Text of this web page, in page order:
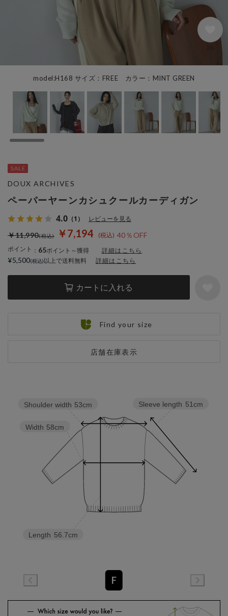
model:H168 サイズ：FREE カラー：MINT GREEN
ペーパーヤーンカシュクールカーディガン
4.0 （1） レビューを見る
￥7,194 40％OFF
￥11,990
ポイント ： 65ポイント～獲得 詳細はこちら
カートに入れる
店舗在庫表示
DOUX ARCHIVES
¥5,500 以上で送料無料 詳細はこちら
Find your size
Sleeve length 51cm
Length 56.7cm
Width 58cm
Shoulder width 53cm
F